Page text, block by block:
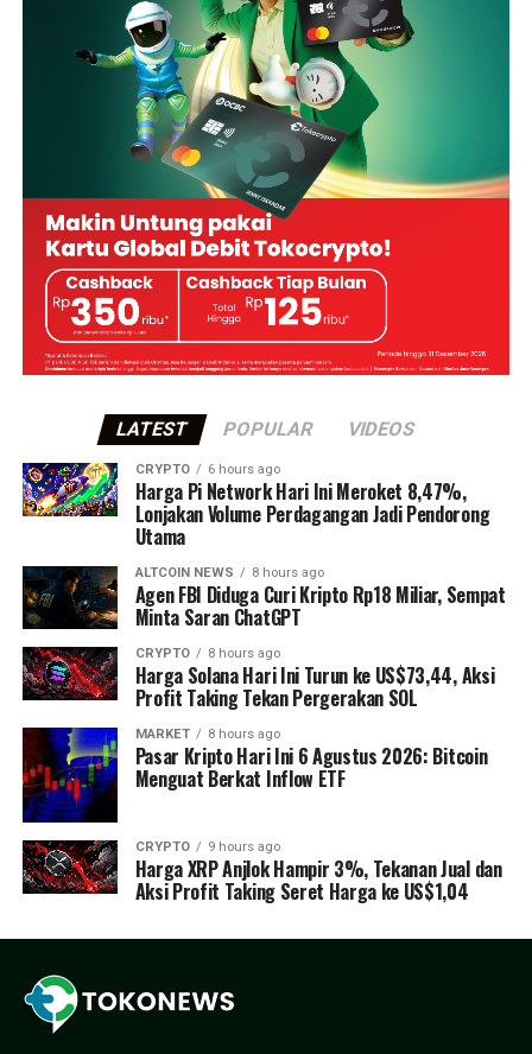
LATEST POPULAR VIDEOS
CRYPTO 6 hours ago
Harga Pi Network Hari Ini Meroket 8,47%,
Lonjakan Volume Perdagangan Jadi Pendorong
Utama
ALTCOIN NEWS 8 hours ago
Agen FBI Diduga Curi Kripto Rp18 Miliar, Sempat
Minta Saran ChatGPT
CRYPTO 8 hours ago
Harga Solana Hari Ini Turun ke US$73,44, Aksi
Profit Taking Tekan Pergerakan SOL
MARKET 8 hours ago
Pasar Kripto Hari Ini 6 Agustus 2026: Bitcoin
Menguat Berkat Inflow ETF
CRYPTO 9 hours ago
Harga XRP Anjlok Hampir 3%, Tekanan Jual dan
Aksi Profit Taking Seret Harga ke US$1,04